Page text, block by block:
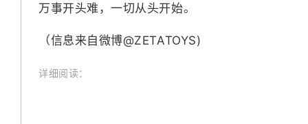
万事开头难，一切从头开始。 ​​​
（信息来自微博@ZETATOYS)
详细阅读：